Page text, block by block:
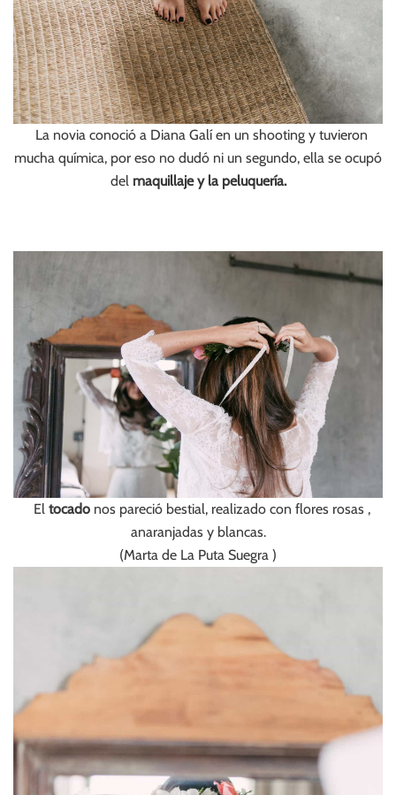
La novia conoció a Diana Galí en un shooting y tuvieron
mucha química, por eso no dudó ni un segundo, ella se ocupó
delmaquillaje y la peluquería.
El tocado nos pareció bestial, realizado con flores rosas ,
anaranjadas y blancas.
(Marta de La Puta Suegra )